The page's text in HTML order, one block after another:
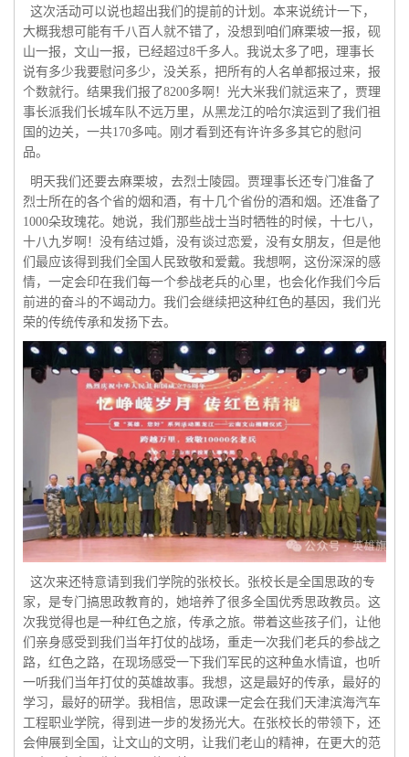
这次活动可以说也超出我们的提前的计划。本来说统计一下，
大概我想可能有千八百人就不错了，没想到咱们麻栗坡一报，砚
山一报，文山一报，已经超过8千多人。我说太多了吧，理事长
说有多少我要慰问多少，没关系，把所有的人名单都报过来，报
个数就行。结果我们报了8200多啊！光大米我们就运来了，贾理
事长派我们长城车队不远万里，从黑龙江的哈尔滨运到了我们祖
国的边关，一共170多吨。刚才看到还有许许多多其它的慰问
品。
明天我们还要去麻栗坡，去烈士陵园。贾理事长还专门准备了
烈士所在的各个省的烟和酒，有十几个省份的酒和烟。还准备了
1000朵玫瑰花。她说，我们那些战士当时牺牲的时候，十七八，
十八九岁啊！没有结过婚，没有谈过恋爱，没有女朋友，但是他
们最应该得到我们全国人民致敬和爱戴。我想啊，这份深深的感
情，一定会印在我们每一个参战老兵的心里，也会化作我们今后
前进的奋斗的不竭动力。我们会继续把这种红色的基因，我们光
荣的传统传承和发扬下去。
这次来还特意请到我们学院的张校长。张校长是全国思政的专
家，是专门搞思政教育的，她培养了很多全国优秀思政教员。这
次我觉得也是一种红色之旅，传承之旅。带着这些孩子们，让他
们亲身感受到我们当年打仗的战场，重走一次我们老兵的参战之
路，红色之路，在现场感受一下我们军民的这种鱼水情谊，也听
一听我们当年打仗的英雄故事。我想，这是最好的传承，最好的
学习，最好的研学。我相信，思政课一定会在我们天津滨海汽车
工程职业学院，得到进一步的发扬光大。在张校长的带领下，还
会伸展到全国，让文山的文明，让我们老山的精神，在更大的范